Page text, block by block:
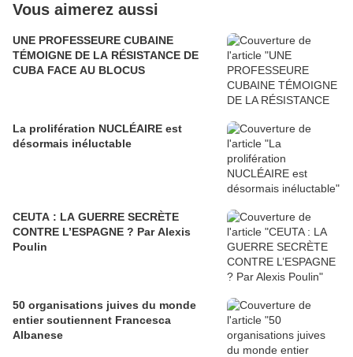
Vous aimerez aussi
UNE PROFESSEURE CUBAINE
TÉMOIGNE DE LA RÉSISTANCE DE
CUBA FACE AU BLOCUS
La prolifération NUCLÉAIRE est
désormais inéluctable
CEUTA : LA GUERRE SECRÈTE
CONTRE L’ESPAGNE ? Par Alexis
Poulin
50 organisations juives du monde
entier soutiennent Francesca
Albanese